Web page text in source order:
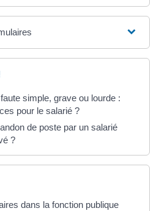
simple, grave ou lourde :
pour le salarié ?
de poste par un salarié
?
dans la fonction publique